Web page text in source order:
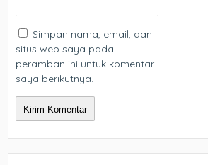
Simpan nama, email, dan
situs web saya pada
peramban ini untuk komentar
saya berikutnya.